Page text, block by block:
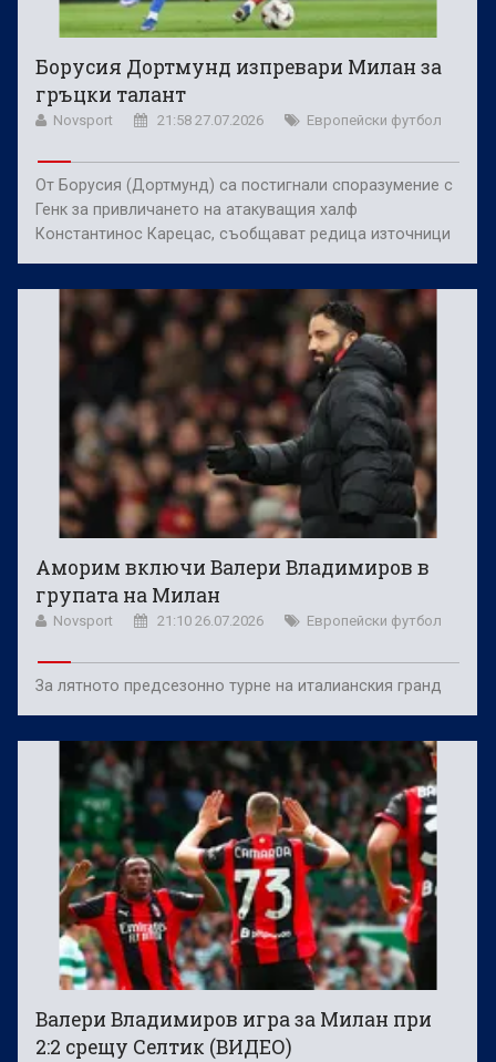
Борусия Дортмунд изпревари Милан за
гръцки талант
Novsport 21:58 27.07.2026 Европейски футбол
От Борусия (Дортмунд) са постигнали споразумение с
Генк за привличането на атакуващия халф
Константинос Карецас, съобщават редица източници
Аморим включи Валери Владимиров в
групата на Милан
Novsport 21:10 26.07.2026 Европейски футбол
За лятното предсезонно турне на италианския гранд
Валери Владимиров игра за Милан при
2:2 срещу Селтик (ВИДЕО)